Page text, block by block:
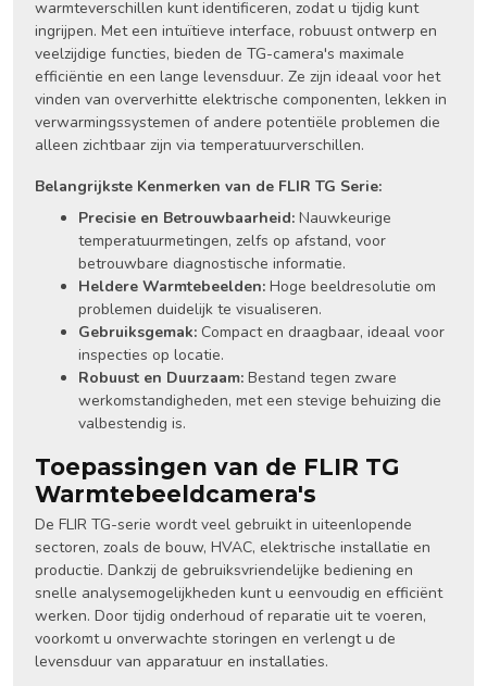
warmteverschillen kunt identificeren, zodat u tijdig kunt
ingrijpen. Met een intuïtieve interface, robuust ontwerp en
veelzijdige functies, bieden de TG-camera's maximale
efficiëntie en een lange levensduur. Ze zijn ideaal voor het
vinden van oververhitte elektrische componenten, lekken in
verwarmingssystemen of andere potentiële problemen die
alleen zichtbaar zijn via temperatuurverschillen.
Belangrijkste Kenmerken van de FLIR TG Serie:
Precisie en Betrouwbaarheid: Nauwkeurige
temperatuurmetingen, zelfs op afstand, voor
betrouwbare diagnostische informatie.
Heldere Warmtebeelden: Hoge beeldresolutie om
problemen duidelijk te visualiseren.
Gebruiksgemak: Compact en draagbaar, ideaal voor
inspecties op locatie.
Robuust en Duurzaam: Bestand tegen zware
werkomstandigheden, met een stevige behuizing die
valbestendig is.
Toepassingen van de FLIR TG
Warmtebeeldcamera's
De FLIR TG-serie wordt veel gebruikt in uiteenlopende
sectoren, zoals de bouw, HVAC, elektrische installatie en
productie. Dankzij de gebruiksvriendelijke bediening en
snelle analysemogelijkheden kunt u eenvoudig en efficiënt
werken. Door tijdig onderhoud of reparatie uit te voeren,
voorkomt u onverwachte storingen en verlengt u de
levensduur van apparatuur en installaties.